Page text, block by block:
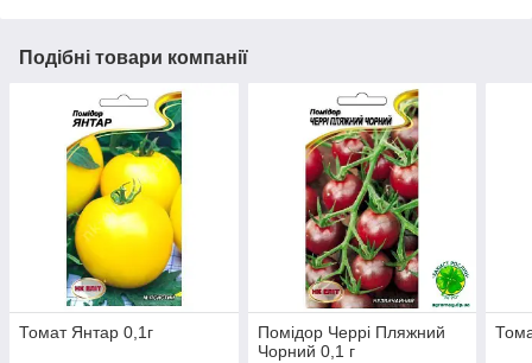
Подібні товари компанії
Томат Янтар 0,1г
Помідор Черрі Пляжний
Чорний 0,1 г